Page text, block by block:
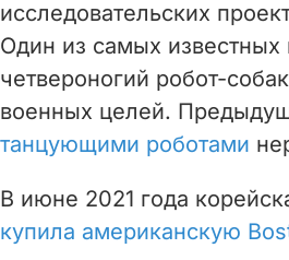
исследовательских
Один из самых известных
четвероногий робот-
военных целей.
танцующими роботами
В июне 2021 года
купила американскую